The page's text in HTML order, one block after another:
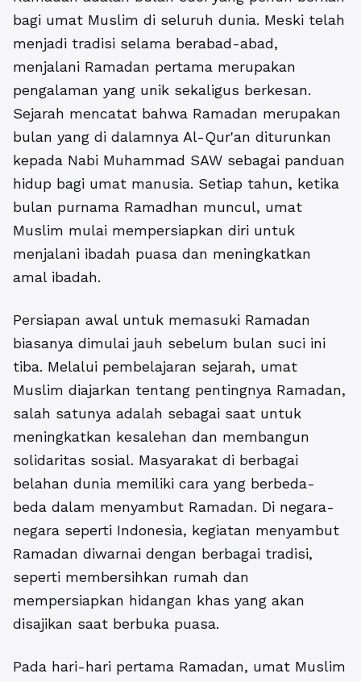
bagi umat Muslim di seluruh dunia. Meski telah
menjadi tradisi selama berabad-abad,
menjalani Ramadan pertama merupakan
pengalaman yang unik sekaligus berkesan.
Sejarah mencatat bahwa Ramadan merupakan
bulan yang di dalamnya Al-Qur'an diturunkan
kepada Nabi Muhammad SAW sebagai panduan
hidup bagi umat manusia. Setiap tahun, ketika
bulan purnama Ramadhan muncul, umat
Muslim mulai mempersiapkan diri untuk
menjalani ibadah puasa dan meningkatkan
amal ibadah.
Persiapan awal untuk memasuki Ramadan
biasanya dimulai jauh sebelum bulan suci ini
tiba. Melalui pembelajaran sejarah, umat
Muslim diajarkan tentang pentingnya Ramadan,
salah satunya adalah sebagai saat untuk
meningkatkan kesalehan dan membangun
solidaritas sosial. Masyarakat di berbagai
belahan dunia memiliki cara yang berbeda-
beda dalam menyambut Ramadan. Di negara-
negara seperti Indonesia, kegiatan menyambut
Ramadan diwarnai dengan berbagai tradisi,
seperti membersihkan rumah dan
mempersiapkan hidangan khas yang akan
disajikan saat berbuka puasa.
Pada hari-hari pertama Ramadan, umat Muslim